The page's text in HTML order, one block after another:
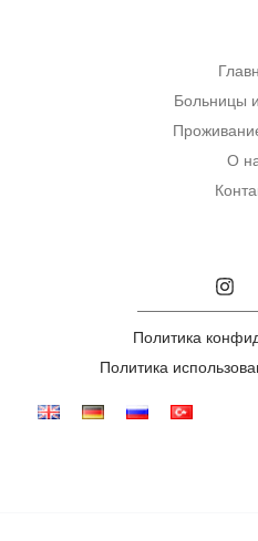
Больницы
О
Политика
Политика